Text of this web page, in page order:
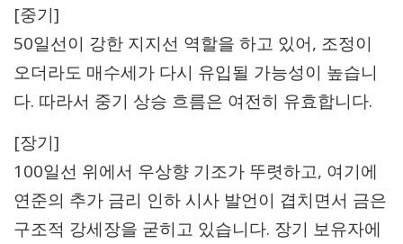
[중기]
50일선이 강한 지지선 역할을 하고 있어, 조정이
오더라도 매수세가 다시 유입될 가능성이 높습니
다. 따라서 중기 상승 흐름은 여전히 유효합니다.
[장기]
100일선 위에서 우상향 기조가 뚜렷하고, 여기에
연준의 추가 금리 인하 시사 발언이 겹치면서 금은
구조적 강세장을 굳히고 있습니다. 장기 보유자에